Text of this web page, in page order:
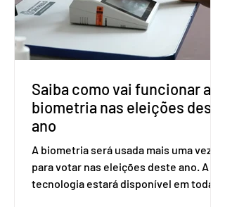
Saúde à Comissão Nacional de
Incorporação de Novas Tecnologias no
SUS (Conitec) na semana que vem. A
Conitec é um colegiado
Saiba como vai funcionar a
biometria nas eleições deste
ano
A biometria será usada mais uma vez
para votar nas eleições deste ano. A
tecnologia estará disponível em todas